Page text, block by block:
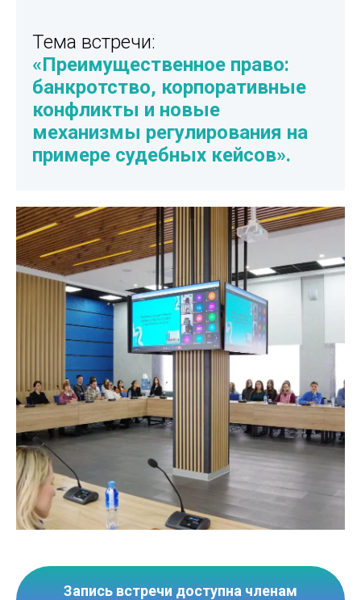
Тема встречи:
«Преимущественное право:
банкротство, корпоративные
конфликты и новые
механизмы регулирования на
примере судебных кейсов».
Запись встречи доступна членам